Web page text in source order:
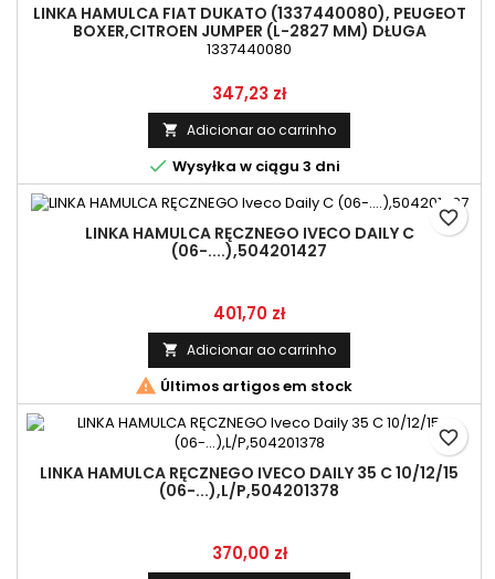
LINKA HAMULCA FIAT DUKATO (1337440080), PEUGEOT
BOXER,CITROEN JUMPER (L-2827 MM) DŁUGA
1337440080
Preço
347,23 zł
 Adicionar ao carrinho
 Wysyłka w ciągu 3 dni
LINKA HAMULCA RĘCZNEGO IVECO DAILY C
(06-....),504201427
Preço
401,70 zł
 Adicionar ao carrinho
 Últimos artigos em stock
favorite_border
LINKA HAMULCA RĘCZNEGO IVECO DAILY 35 C 10/12/15
(06-...),L/P,504201378
Preço
370,00 zł
favorite_border